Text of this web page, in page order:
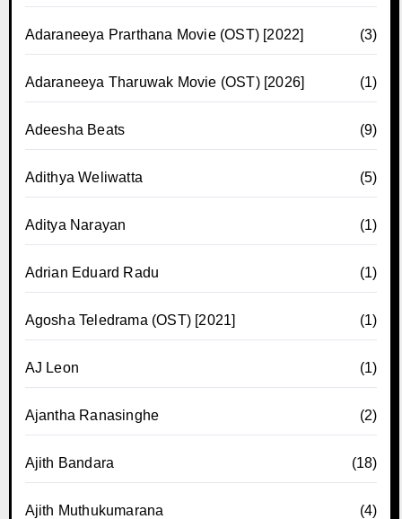
Adaraneeya Prarthana Movie (OST) [2022] (3)
Adaraneeya Tharuwak Movie (OST) [2026] (1)
Adeesha Beats (9)
Adithya Weliwatta (5)
Aditya Narayan (1)
Adrian Eduard Radu (1)
Agosha Teledrama (OST) [2021] (1)
AJ Leon (1)
Ajantha Ranasinghe (2)
Ajith Bandara (18)
Ajith Muthukumarana (4)